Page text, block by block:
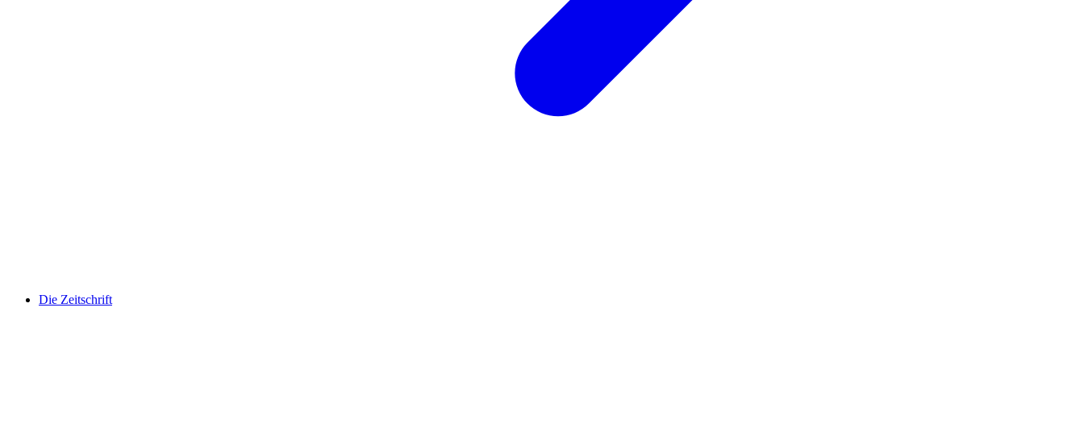
Die Zeitschrift